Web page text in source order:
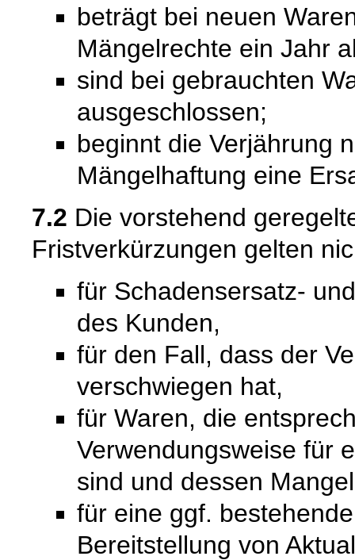
beträgt bei neuen
Mängelrechte ein Jahr
sind bei gebrauchten
ausgeschlossen;
beginnt die Verjährung
Mängelhaftung eine
7.2 Die vorstehend
Fristverkürzungen gelten
für Schadensersatz-
des Kunden,
für den Fall, dass der
verschwiegen hat,
für Waren, die
Verwendungsweise für
sind und dessen
für eine ggf.
Bereitstellung von